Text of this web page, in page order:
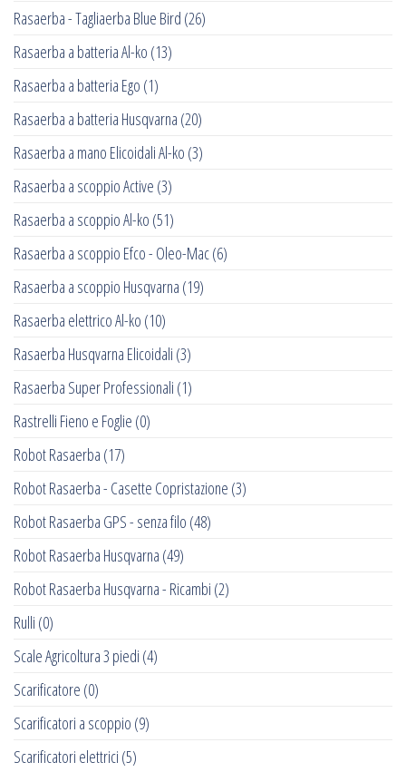
Rasaerba - Tagliaerba Blue Bird (26)
Rasaerba a batteria Al-ko (13)
Rasaerba a batteria Ego (1)
Rasaerba a batteria Husqvarna (20)
Rasaerba a mano Elicoidali Al-ko (3)
Rasaerba a scoppio Active (3)
Rasaerba a scoppio Al-ko (51)
Rasaerba a scoppio Efco - Oleo-Mac(6)
Rasaerba a scoppio Husqvarna (19)
Rasaerba elettrico Al-ko (10)
Rasaerba Husqvarna Elicoidali (3)
Rasaerba Super Professionali (1)
Rastrelli Fieno e Foglie (0)
Robot Rasaerba (17)
Robot Rasaerba - Casette Copristazione (3)
Robot Rasaerba GPS - senza filo (48)
Robot Rasaerba Husqvarna (49)
Robot Rasaerba Husqvarna - Ricambi (2)
Rulli (0)
Scale Agricoltura 3 piedi (4)
Scarificatore (0)
Scarificatori a scoppio (9)
Scarificatori elettrici (5)